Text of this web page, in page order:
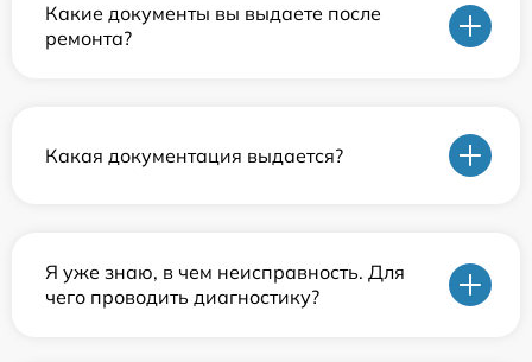
Какие документы вы выдаете после
ремонта?
Какая документация выдается?
Я уже знаю, в чем неисправность. Для
чего проводить диагностику?